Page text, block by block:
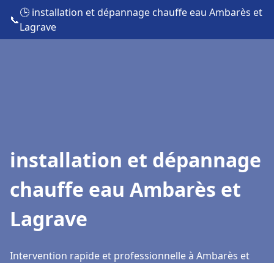
📞
🕒 installation et dépannage chauffe eau Ambarès et
Lagrave
installation et dépannage
chauffe eau Ambarès et
Lagrave
Intervention rapide et professionnelle à Ambarès et